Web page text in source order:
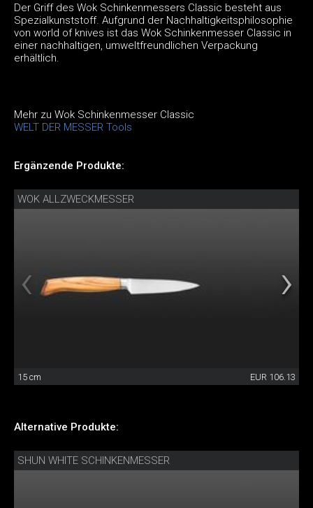
Der Griff des Wok Schinkenmessers Classic besteht aus
Spezialkunststoff. Aufgrund der Nachhaltigkeitsphilosophie
von world of knives ist das Wok Schinkenmesser Classic in
einer nachhaltigen, umweltfreundlichen Verpackung
erhältlich.
Mehr zu Wok Schinkenmesser Classic
WELT DER MESSER Tools
Ergänzende Produkte:
WOK ALLZWECKMESSER
15 cm EUR 106.13
Alternative Produkte:
SHUN WHITE SCHINKENMESSER